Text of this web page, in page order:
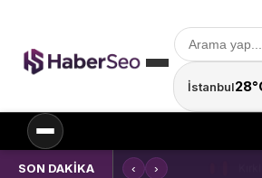
İstanbul
Şehir seçin
SON DAKİKA ‹ ›